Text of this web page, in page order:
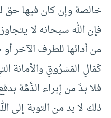
خالصة وإن كان فيها حق
فإن الله سبحانه لا
من أدائها للطرف الآخر
كَمَالِ المَسْرُوقِ والأمانة
فلا بدَّ من إبراء الذِّمَّة
ذلك لا بد من التوبة إلى